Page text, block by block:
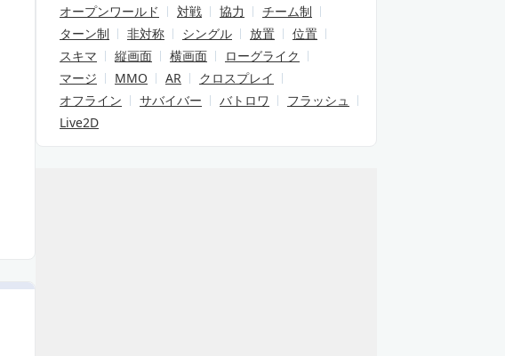
オープンワールド
対戦 協力
チーム制
ターン制
非対称 シングル 放置
位置
スキマ
縦画面 横画面
ローグライク
マージ
MMO AR
クロスプレイ
オフライン
サバイバー バトロワ
フラッシュ
Live2D